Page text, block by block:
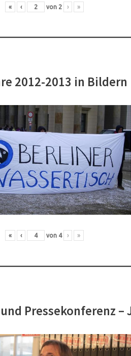
« ‹ von 2 › »
2012-2013 in Bildern
« ‹ von 4 › »
Pressekonferenz –